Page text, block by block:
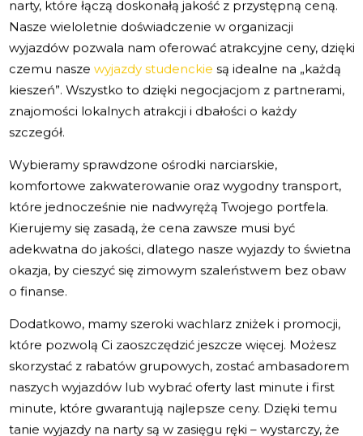
narty, które łączą doskonałą jakość z przystępną ceną.
Nasze wieloletnie doświadczenie w organizacji
wyjazdów pozwala nam oferować atrakcyjne ceny, dzięki
czemu nasze wyjazdy studenckie są idealne na „każdą
kieszeń”. Wszystko to dzięki negocjacjom z partnerami,
znajomości lokalnych atrakcji i dbałości o każdy
szczegół.
Wybieramy sprawdzone ośrodki narciarskie,
komfortowe zakwaterowanie oraz wygodny transport,
które jednocześnie nie nadwyrężą Twojego portfela.
Kierujemy się zasadą, że cena zawsze musi być
adekwatna do jakości, dlatego nasze wyjazdy to świetna
okazja, by cieszyć się zimowym szaleństwem bez obaw
o finanse.
Dodatkowo, mamy szeroki wachlarz zniżek i promocji,
które pozwolą Ci zaoszczędzić jeszcze więcej. Możesz
skorzystać z rabatów grupowych, zostać ambasadorem
naszych wyjazdów lub wybrać oferty last minute i first
minute, które gwarantują najlepsze ceny. Dzięki temu
tanie wyjazdy na narty są w zasięgu ręki – wystarczy, że